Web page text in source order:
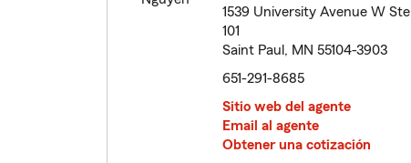
1539 University Avenue W Ste
101
Saint Paul, MN 55104-3903
651-291-8685
Sitio web del agente
Email al agente
Obtener una cotización